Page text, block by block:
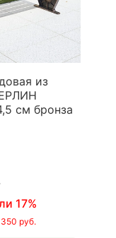
из
см бронза
17%
руб.